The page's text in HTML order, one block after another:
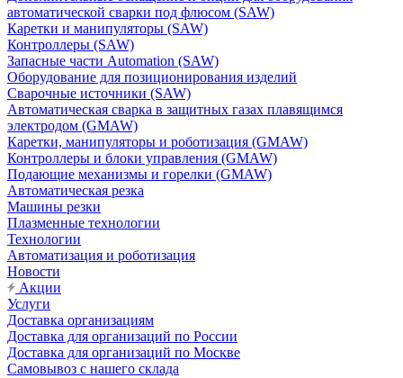
автоматической сварки под флюсом (SAW)
Каретки и манипуляторы (SAW)
Контроллеры (SAW)
Запасные части Automation (SAW)
Оборудование для позиционирования изделий
Сварочные источники (SAW)
Автоматическая сварка в защитных газах плавящимся
электродом (GMAW)
Каретки, манипуляторы и роботизация (GMAW)
Контроллеры и блоки управления (GMAW)
Подающие механизмы и горелки (GMAW)
Автоматическая резка
Машины резки
Плазменные технологии
Технологии
Автоматизация и роботизация
Новости
Акции
Услуги
Доставка организациям
Доставка для организаций по России
Доставка для организаций по Москве
Самовывоз с нашего склада